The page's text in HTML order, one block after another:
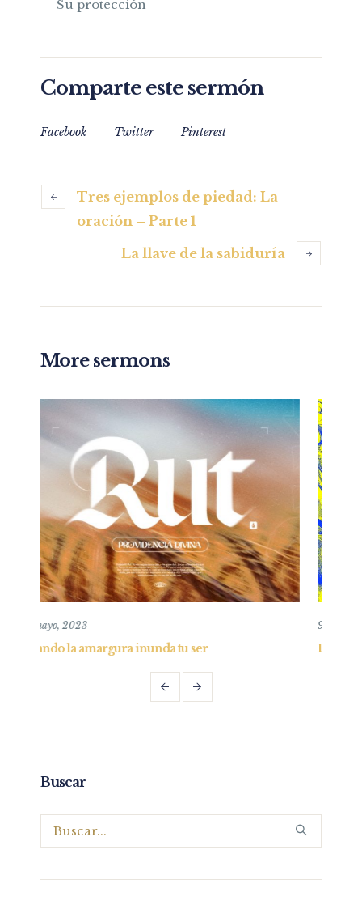
Su protección
Comparte este sermón
Facebook Twitter Pinterest
Tres ejemplos de piedad: La
oración – Parte 1
La llave de la sabiduría
More sermons
Entendiendo al Corazón
Buscar